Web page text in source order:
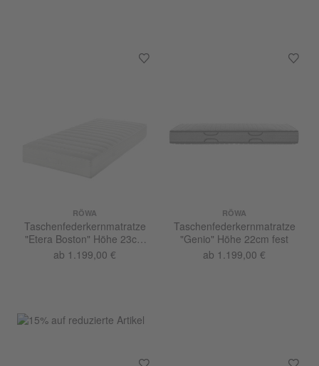
RÖWA
Taschenfederkernmatratze
"Etera Boston" Höhe 23cm
medium
ab 1.199,00 €
RÖWA
Taschenfederkernmatratze
"Genio" Höhe 22cm fest
ab 1.199,00 €